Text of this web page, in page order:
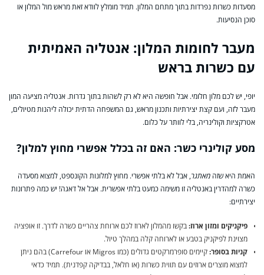
מסעדות כשרות נפרדות בתוך מתחם המלון. תמיד מומלץ לוודא זאת מראש מול המלון או
סוכן הנסיעות.
מעבר לחומות המלון: אנטליה האמיתית
עם כשרות בראש
יופי, יש לכם מלון חלומי. אבל חופשה היא לא רק לשהות בתוך גדרות. אנטליה מציעה המון
מעבר לזה, ועם קצת יצירתיות ותכנון מראש, גם המשפחה הדתית יכולה ליהנות מטיולים,
אטרקציות וקולינריה, בלי לוותר על כלום.
מסע קולינרי כשר: האם זה בכלל אפשרי מחוץ למלון?
האמת היא שזה מאתגר, אבל לא בלתי אפשרי. מחוץ למלונות הקונספט, למצוא מסעדה
כשרה למהדרין באנטליה זו משימה כמעט בלתי אפשרית. אבל אל דאגה! יש כמה פתרונות
יצירתיים:
פיקניקים ומזון ארוז:בקשו מהמלון לארוז לכם ארוחת צהריים כשרה לדרך. זו אופציה
מצוינת לפיקניק בטבע או לארוחה קלה במהלך טיול.
קניות בסופר:
קיימים סופרמרקטים גדולים (כמו Migros או Carrefour) בהם ניתן
למצוא מוצרים ארוזים עם תווית כשרות (או חלאל, בבדיקה קפדנית). תמיד כדאי